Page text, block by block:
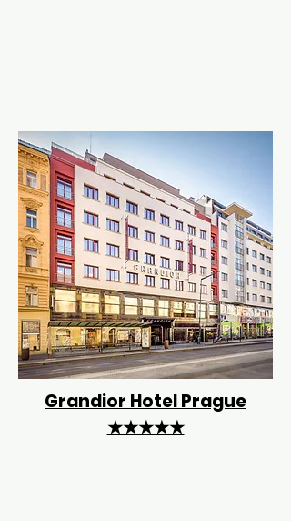
Grandior Hotel Prague
★★★★★